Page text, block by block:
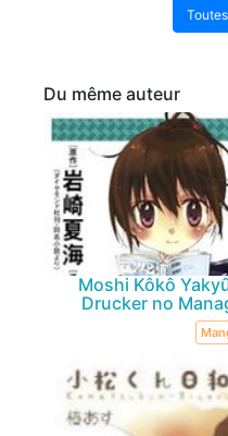
Du même auteur
Moshi Kôkô
Drucker no